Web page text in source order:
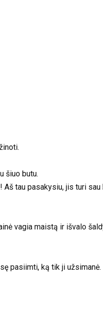
šiuo butu.
tau pasakysiu, jis turi sau
vagia maistą ir išvalo
pasiimti, ką tik ji